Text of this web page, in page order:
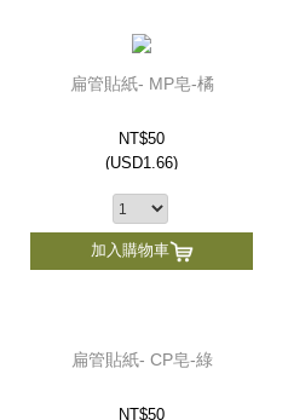
扁管貼紙- MP皂-橘
NT$50
(USD1.66)
加入購物車
扁管貼紙- CP皂-綠
NT$50